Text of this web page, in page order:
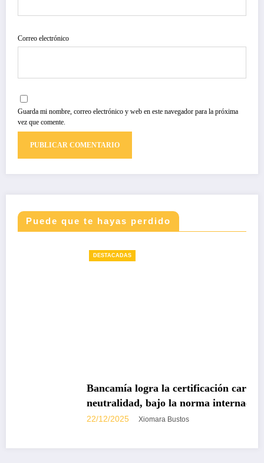
Correo electrónico
Guarda mi nombre, correo electrónico y web en este navegador para la próxima
vez que comente.
Puede que te hayas perdido
Bancamía logra la certificación carbono
neutralidad, bajo la norma internacional ISO
Xiomara Bustos